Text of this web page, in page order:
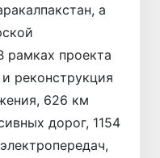
а
рамках проекта
реконструкция
626 км
дорог, 1154